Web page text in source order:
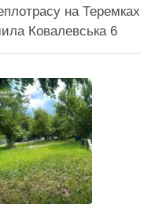
на Теремках
Ковалевська 6
навколо
розуміє обурення
але наполягає на
понад 400